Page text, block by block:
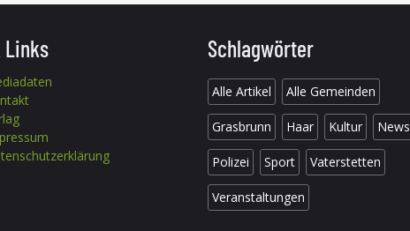
Links Schlagwörter
Alle Artikel Alle Gemeinden
Grasbrunn Haar Kultur News
Polizei Sport Vaterstetten
Veranstaltungen